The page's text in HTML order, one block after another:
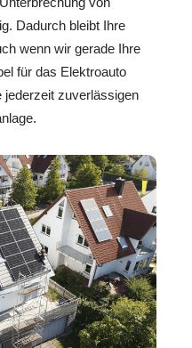
Dadurch bleibt Ihre
wenn wir gerade Ihre
für das Elektroauto
jederzeit zuverlässigen